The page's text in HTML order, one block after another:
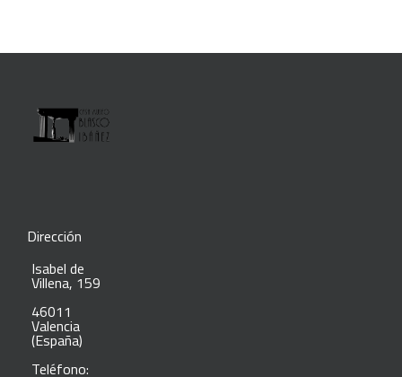
Dirección
Isabel de
Villena, 159
46011
Valencia
(España)
Teléfono: